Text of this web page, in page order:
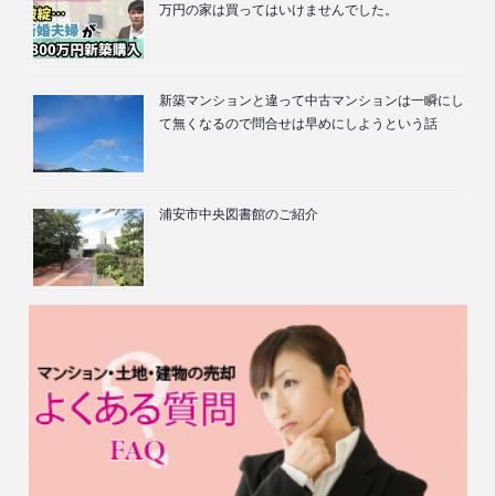
万円の家は買ってはいけませんでした。
新築マンションと違って中古マンションは一瞬にし
て無くなるので問合せは早めにしようという話
浦安市中央図書館のご紹介